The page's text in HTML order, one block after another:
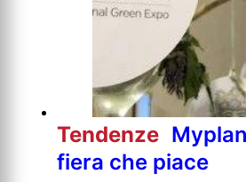
Tendenze
fiera che piace